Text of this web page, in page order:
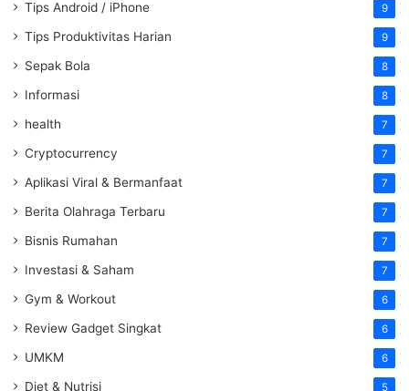
Tips Android / iPhone 9
Tips Produktivitas Harian 9
Sepak Bola 8
Informasi 8
health 7
Cryptocurrency 7
Aplikasi Viral & Bermanfaat 7
Berita Olahraga Terbaru 7
Bisnis Rumahan 7
Investasi & Saham 7
Gym & Workout 6
Review Gadget Singkat 6
UMKM 6
Diet & Nutrisi 5